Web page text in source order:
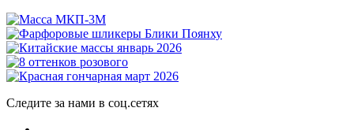
Следите за нами в соц.сетях